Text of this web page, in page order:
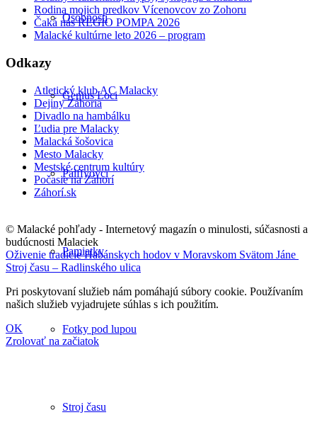
Osobnosti
Genius Loci
Pálffyovci
Pamiatky
Fotky pod lupou
Stroj času
Rodina mojich predkov Vícenovcov zo Zohoru
Čaká nás REGIO POMPA 2026
Malacké kultúrne leto 2026 – program
Odkazy
Atletický klub AC Malacky
Dejiny Záhoria
Divadlo na hambálku
Ľudia pre Malacky
Malacká šošovica
Mesto Malacky
Mestské centrum kultúry
Počasie na Záhorí
Záhorí.sk
© Malacké pohľady - Internetový magazín o minulosti, súčasnosti a
budúcnosti Malaciek
Oživenie tradície Habánskych hodov v Moravskom Svätom Jáne
Stroj času – Radlinského ulica
Pri poskytovaní služieb nám pomáhajú súbory cookie. Používaním
našich služieb vyjadrujete súhlas s ich použitím.
OK
Zrolovať na začiatok